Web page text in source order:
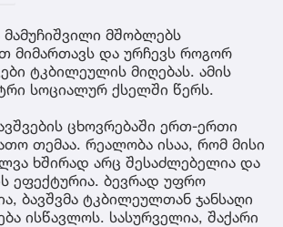
მამუჩიშვილი მშობლებს
მიმართავს და ურჩევს როგორ
ტკბილეულის მიღებას. ამის
სოციალურ ქსელში წერს.
ცხოვრებაში ერთ-ერთი
თემაა. რეალობა ისაა, რომ მისი
ხშირად არც შესაძლებელია და
ეფექტურია. ბევრად უფრო
ბავშვმა ტკბილეულთან ჯანსაღი
ისწავლოს. სასურველია, შაქარი